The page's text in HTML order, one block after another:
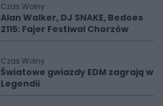
Czas Wolny
Alan Walker, DJ SNAKE, Bedoes
2115: Fajer Festiwal Chorzów
Czas Wolny
Światowe gwiazdy EDM zagrają w
Legendii